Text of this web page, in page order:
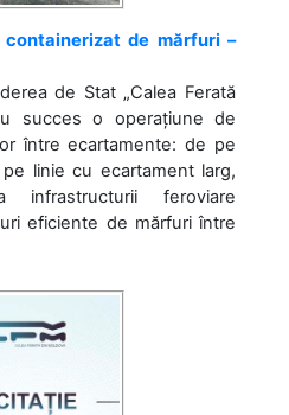
containerizat de mărfuri –
de Stat „Calea Ferată
succes o operațiune de
între ecartamente: de pe
linie cu ecartament larg,
infrastructurii feroviare
eficiente de mărfuri între